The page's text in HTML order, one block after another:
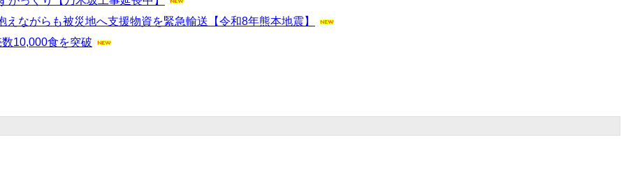
ながらも被災地へ支援物資を緊急輸送【令和8年熊本地震】
10,000食を突破